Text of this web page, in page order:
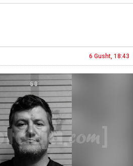
6 Gusht, 18:43